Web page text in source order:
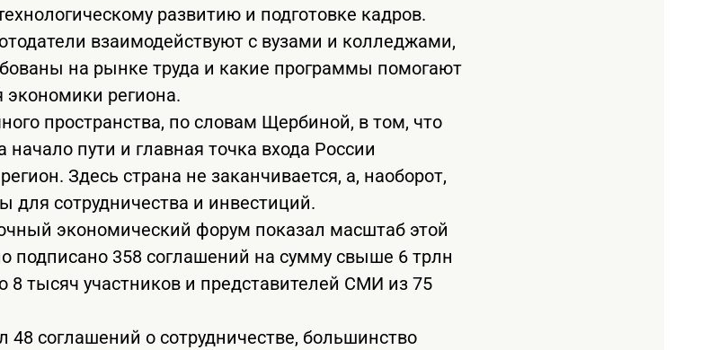
развитию и подготовке кадров.
взаимодействуют с вузами и колледжами,
на рынке труда и какие программы помогают
экономики региона.
пространства, по словам Щербиной, в том, что
пути и главная точка входа России
Здесь страна не заканчивается, а, наоборот,
для сотрудничества и инвестиций.
экономический форум показал масштаб этой
подписано 358 соглашений на сумму свыше 6 трлн
8 тысяч участников и представителей СМИ из 75
соглашений о сотрудничестве, большинство